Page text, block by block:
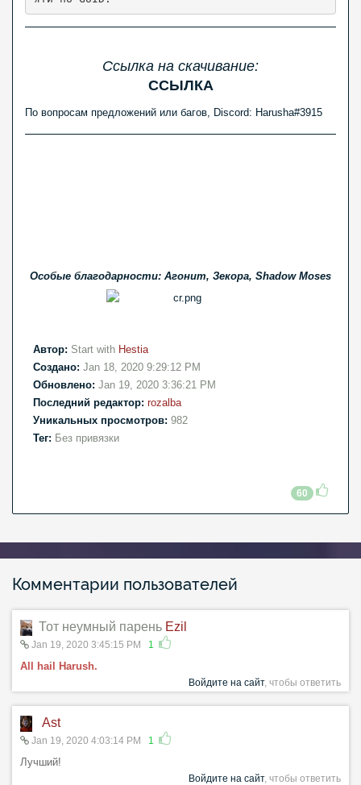
Ссылка на скачивание:
ССЫЛКА
По вопросам предложений или багов, Discord: Harusha#3915
Особые благодарности: Агонит, Зекора, Shadow Moses
Автор: Start with Hestia
Создано: Jan 18, 2020 9:29:12 PM
Обновлено: Jan 19, 2020 3:36:21 PM
Последний редактор: rozalba
Уникальных просмотров: 982
Тег: Без привязки
60
Комментарии пользователей
Тот неумный парень Ezil
Jan 19, 2020 3:45:15 PM 1
All hail Harush.
Войдите на сайт, чтобы ответить
Ast
Jan 19, 2020 4:03:14 PM 1
Лучший!
Войдите на сайт, чтобы ответить